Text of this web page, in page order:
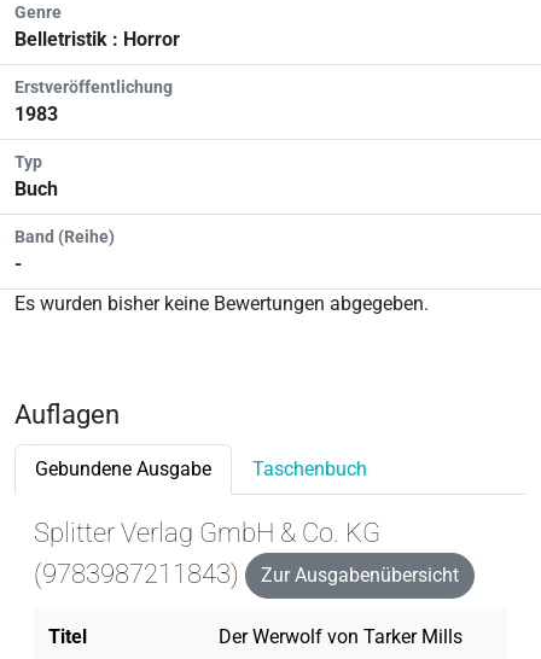
Genre
Belletristik : Horror
Erstveröffentlichung
1983
Typ
Buch
Band (Reihe)
-
Es wurden bisher keine Bewertungen abgegeben.
Auflagen
Gebundene Ausgabe Taschenbuch
Splitter Verlag GmbH & Co. KG
(9783987211843)
Zur Ausgabenübersicht
Titel
Der Werwolf von Tarker Mills